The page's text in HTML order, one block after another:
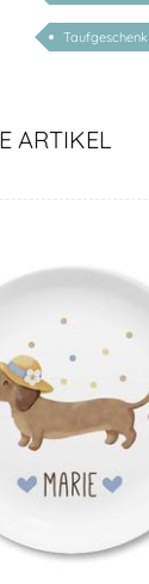
Taufgeschenk
ARTIKEL